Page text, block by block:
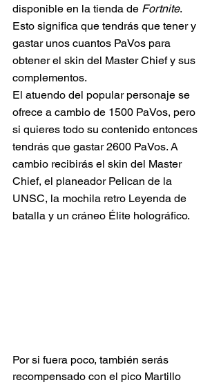
disponible en la tienda de Fortnite.
Esto significa que tendrás que tener y
gastar unos cuantos PaVos para
obtener el skin del Master Chief y sus
complementos.
El atuendo del popular personaje se
ofrece a cambio de 1500 PaVos, pero
si quieres todo su contenido entonces
tendrás que gastar 2600 PaVos. A
cambio recibirás el skin del Master
Chief, el planeador Pelican de la
UNSC, la mochila retro Leyenda de
batalla y un cráneo Élite holográfico.
Por si fuera poco, también serás
recompensado con el pico Martillo